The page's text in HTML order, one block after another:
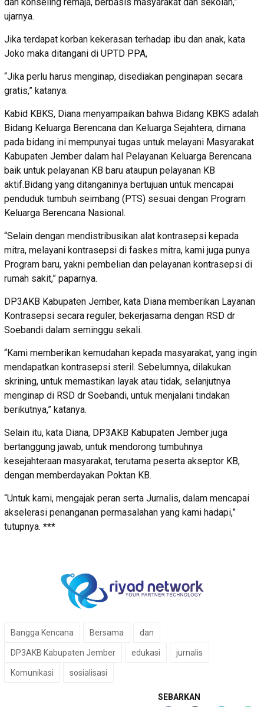
ujarnya.
Jika terdapat korban kekerasan terhadap ibu dan anak, kata
Joko maka ditangani di UPTD PPA,
“Jika perlu harus menginap, disediakan penginapan secara
gratis,” katanya.
Kabid KBKS, Diana menyampaikan bahwa Bidang KBKS adalah
Bidang Keluarga Berencana dan Keluarga Sejahtera, dimana
pada bidang ini mempunyai tugas untuk melayani Masyarakat
Kabupaten Jember dalam hal Pelayanan Keluarga Berencana
baik untuk pelayanan KB baru ataupun pelayanan KB
aktif.Bidang yang ditanganinya bertujuan untuk mencapai
penduduk tumbuh seimbang (PTS) sesuai dengan Program
Keluarga Berencana Nasional.
“Selain dengan mendistribusikan alat kontrasepsi kepada
mitra, melayani kontrasepsi di faskes mitra, kami juga punya
Program baru, yakni pembelian dan pelayanan kontrasepsi di
rumah sakit,” paparnya.
DP3AKB Kabupaten Jember, kata Diana memberikan Layanan
Kontrasepsi secara reguler, bekerjasama dengan RSD dr
Soebandi dalam seminggu sekali.
“Kami memberikan kemudahan kepada masyarakat, yang ingin
mendapatkan kontrasepsi steril. Sebelumnya, dilakukan
skrining, untuk memastikan layak atau tidak, selanjutnya
menginap di RSD dr Soebandi, untuk menjalani tindakan
berikutnya,” katanya.
Selain itu, kata Diana, DP3AKB Kabupaten Jember juga
bertanggung jawab, untuk mendorong tumbuhnya
kesejahteraan masyarakat, terutama peserta akseptor KB,
dengan memberdayakan Poktan KB.
“Untuk kami, mengajak peran serta Jurnalis, dalam mencapai
akselerasi penanganan permasalahan yang kami hadapi,”
tutupnya. ***
Bangga Kencana Bersama dan
DP3AKB Kabupaten Jember edukasi jurnalis
Komunikasi sosialisasi
SEBARKAN